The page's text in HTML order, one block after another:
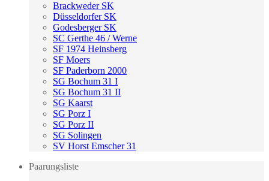
Brackweder SK
Düsseldorfer SK
Godesberger SK
SC Gerthe 46 / Werne
SF 1974 Heinsberg
SF Moers
SF Paderborn 2000
SG Bochum 31 I
SG Bochum 31 II
SG Kaarst
SG Porz I
SG Porz II
SG Solingen
SV Horst Emscher 31
Paarungsliste